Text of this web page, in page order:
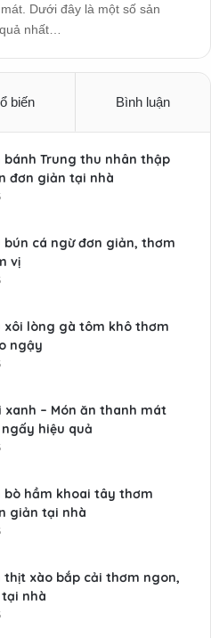
Dưới đây là một số sản
nhất…
biến Bình luận
bánh Trung thu nhân thập
đơn giản tại nhà
bún cá ngừ đơn giản, thơm
vị
xôi lòng gà tôm khô thơm
ngậy
xanh – Món ăn thanh mát
hiệu quả
bò hầm khoai tây thơm
giản tại nhà
thịt xào bắp cải thơm ngon,
nhà